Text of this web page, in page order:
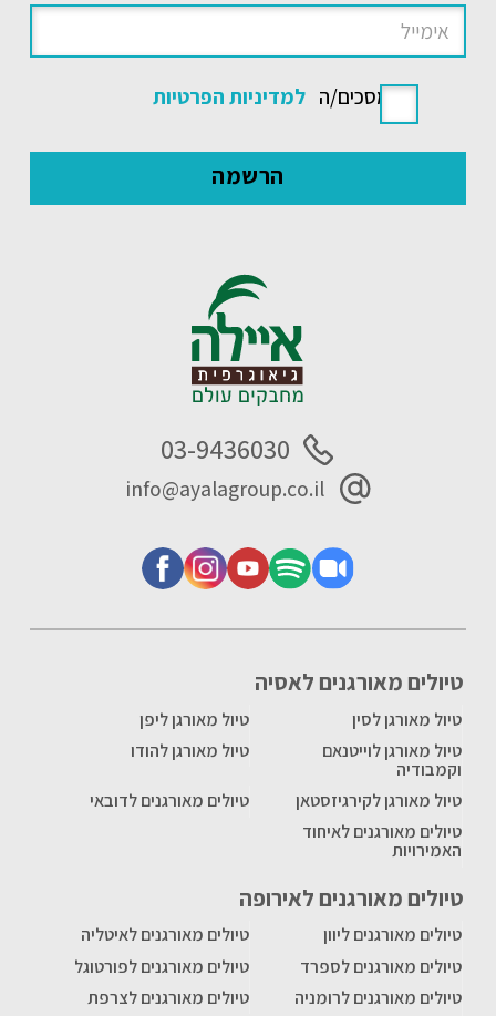
אני מסכים/ה למדיניות הפרטיות
טיולים מאורגנים לאסיה
טיול מאורגן לסין
טיול מאורגן ליפן
טיול מאורגן לוייטנאם
וקמבודיה
טיול מאורגן להודו
טיול מאורגן לקירגיזסטאן
טיולים מאורגנים לדובאי
טיולים מאורגנים לאיחוד
האמירויות
טיולים מאורגנים לאירופה
טיולים מאורגנים ליוון
טיולים מאורגנים לאיטליה
טיולים מאורגנים לספרד
טיולים מאורגנים לפורטוגל
טיולים מאורגנים לרומניה
טיולים מאורגנים לצרפת
03-9436030
info@ayalagroup.co.il